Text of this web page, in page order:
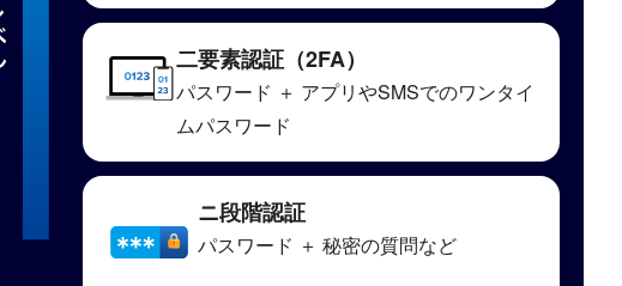
二要素認証（2FA）
パスワード ＋ アプリやSMSでのワンタイ
ムパスワード
ニ段階認証
パスワード ＋ 秘密の質問など